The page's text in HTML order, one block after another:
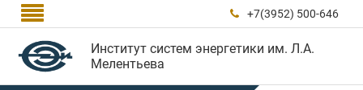
  +7(3952) 500-646
Институт систем энергетики им. Л.А.
Мелентьева